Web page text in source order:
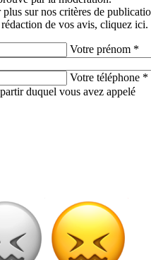
sur nos critères de
de vos avis, cliquez ici.
Votre prénom *
Votre téléphone *
duquel vous avez appelé